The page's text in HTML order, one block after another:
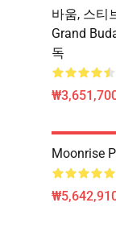
바움, 스티
Grand
독
Moonrise